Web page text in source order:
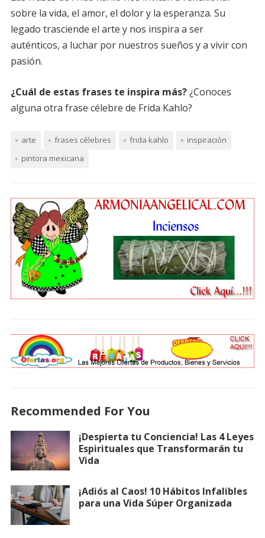
sobre la vida, el amor, el dolor y la esperanza. Su
legado trasciende el arte y nos inspira a ser
auténticos, a luchar por nuestros sueños y a vivir con
pasión.
¿Cuál de estas frases te inspira más?¿Conoces
alguna otra frase célebre de Frida Kahlo?
arte frases célebres frida kahlo
inspiración
pintora mexicana
Recommended For You
¡Despierta tu Conciencia! Las 4 Leyes
Espirituales que Transformarán tu
Vida
¡Adiós al Caos! 10 Hábitos Infalibles
para una Vida Súper Organizada